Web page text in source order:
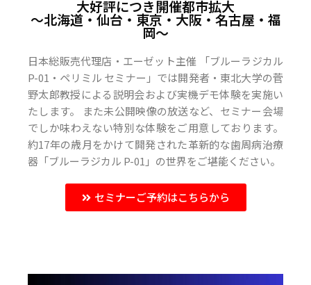
大好評につき開催都市拡大
〜北海道・仙台・東京・大阪・名古屋・福
岡〜
日本総販売代理店・エーゼット主催 「ブルーラジカル
P-01・ペリミル セミナー」では開発者・東北大学の菅
野太郎教授による説明会および実機デモ体験を実施い
たします。 また未公開映像の放送など、セミナー会場
でしか味わえない特別な体験をご用意しております。
約17年の歳月をかけて開発された革新的な歯周病治療
器「ブルーラジカル P-01」の世界をご堪能ください。
セミナーご予約はこちらから